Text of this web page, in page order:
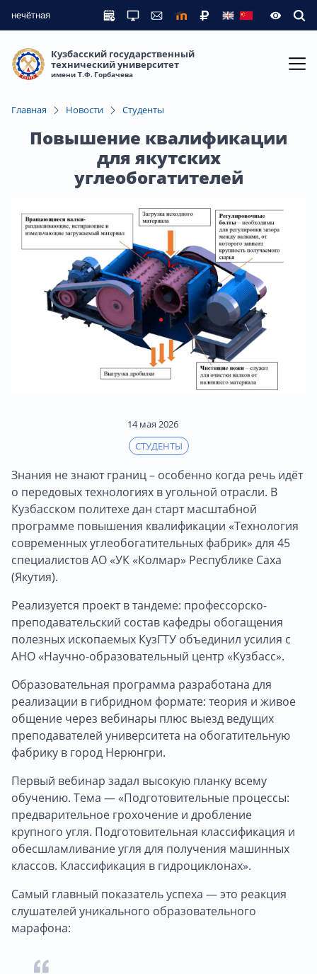
нечётная
Кузбасский государственный
технический университет
имени Т.Ф. Горбачева
Главная Новости Студенты
Повышение квалификации
для якутских
углеобогатителей
14 мая 2026
СТУДЕНТЫ
Знания не знают границ – особенно когда речь идёт
о передовых технологиях в угольной отрасли. В
Кузбасском политехе дан старт масштабной
программе повышения квалификации «Технология
современных углеобогатительных фабрик» для 45
специалистов АО «УК «Колмар» Республике Саха
(Якутия).
Реализуется проект в тандеме: профессорско-
преподавательский состав кафедры обогащения
полезных ископаемых КузГТУ объединил усилия с
АНО «Научно-образовательный центр «Кузбасс».
Образовательная программа разработана для
реализации в гибридном формате: теория и живое
общение через вебинары плюс выезд ведущих
преподавателей университета на обогатительную
фабрику в город Нерюнгри.
Первый вебинар задал высокую планку всему
обучению. Тема — «Подготовительные процессы:
предварительное грохочение и дробление
крупного угля. Подготовительная классификация и
обесшламливание угля для получения машинных
классов. Классификация в гидроциклонах».
Самый главный показатель успеха — это реакция
слушателей уникального образовательного
марафона: